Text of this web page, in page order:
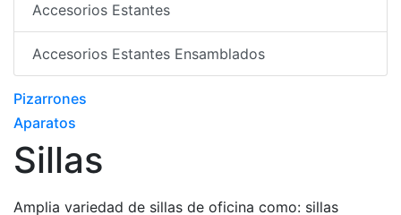
Accesorios Estantes
Accesorios Estantes Ensamblados
Pizarrones
Aparatos
Sillas
Amplia variedad de sillas de oficina como: sillas